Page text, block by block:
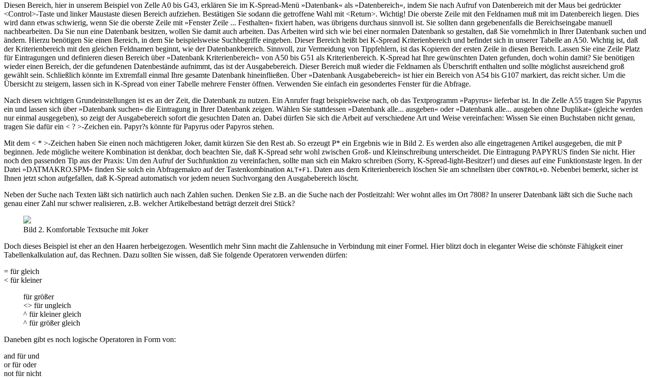
Diesen Bereich, hier in unserem Beispiel von Zelle A0 bis G43, erklären Sie im K-Spread-Menü »Datenbank« als »Datenbereich«, indem Sie nach Aufruf von Datenbereich mit der Maus bei gedrückter
<Control>-Taste und linker Maustaste diesen Bereich aufziehen. Bestätigen Sie sodann die getroffene Wahl mit <Return>. Wichtig! Die oberste Zeile mit den Feldnamen muß mit im Datenbereich liegen. Dies
wird dann etwas schwierig, wenn Sie die oberste Zeile mit »Fenster Zeile ... Festhalten« fixiert haben, was übrigens durchaus sinnvoll ist. Sie sollten dann gegebenenfalls die Bereichseingabe manuell
nachbearbeiten. Da Sie nun eine Datenbank besitzen, wollen Sie damit auch arbeiten. Das Arbeiten wird sich wie bei einer normalen Datenbank so gestalten, daß Sie vornehmlich in Ihrer Datenbank suchen und
ändern. Hierzu benötigen Sie einen Bereich, in dem Sie beispielsweise Suchbegriffe eingeben. Dieser Bereich heißt bei K-Spread Kriterienbereich und befindet sich in unserer Tabelle an A50. Wichtig ist, daß
der Kriterienbereich mit den gleichen Feldnamen beginnt, wie der Datenbankbereich. Sinnvoll, zur Vermeidung von Tippfehlern, ist das Kopieren der ersten Zeile in diesen Bereich. Lassen Sie eine Zeile Platz
für Eintragungen und definieren diesen Bereich über »Datenbank Kriterienbereich« von A50 bis G51 als Kriterienbereich. K-Spread hat Ihre gewünschten Daten gefunden, doch wohin damit? Sie benötigen
wieder einen Bereich, der die gefundenen Datenbestände aufnimmt, das ist der Ausgabebereich. Dieser Bereich muß wieder die Feldnamen als Überschrift enthalten und sollte möglichst ausreichend groß
gewählt sein. Schließlich könnte im Extremfall einmal Ihre gesamte Datenbank hineinfließen. Über »Datenbank Ausgabebereich« ist hier ein Bereich von A54 bis G107 markiert, das reicht sicher. Um die
Übersicht zu steigern, lassen sich in K-Spread von einer Tabelle mehrere Fenster öffnen. Verwenden Sie einfach ein gesondertes Fenster für die Abfrage.
Nach diesen wichtigen Grundeinstellungen ist es an der Zeit, die Datenbank zu nutzen. Ein Anrufer fragt beispielsweise nach, ob das Textprogramm »Papyrus« lieferbar ist. In die Zelle A55 tragen Sie Papyrus
ein und lassen sich über »Datenbank suchen« die Eintragung in Ihrer Datenbank zeigen. Wählen Sie stattdessen »Datenbank alle... ausgeben« oder »Datenbank alle... ausgeben ohne Duplikat« (gleiche werden
nur einmal ausgegeben), so zeigt der Ausgabebereich sofort die gesuchten Daten an. Dabei dürfen Sie sich die Arbeit auf verschiedene Art und Weise vereinfachen: Wissen Sie einen Buchstaben nicht genau,
tragen Sie dafür ein < ? >-Zeichen ein. Papyr?s könnte für Papyrus oder Papyros stehen.
Mit dem < * >-Zeichen haben Sie einen noch mächtigeren Joker, damit kürzen Sie den Rest ab. So erzeugt P* ein Ergebnis wie in Bild 2. Es werden also alle eingetragenen Artikel ausgegeben, die mit P
beginnen. Jede mögliche weitere Kombination ist denkbar, doch beachten Sie, daß K-Spread sehr wohl zwischen Groß- und Kleinschreibung unterscheidet. Die Eintragung PAPYRUS finden Sie nicht. Hier
noch den passenden Tip aus der Praxis: Um den Aufruf der Suchfunktion zu vereinfachen, sollte man sich ein Makro schreiben (Sorry, K-Spread-light-Besitzer!) und dieses auf eine Funktionstaste legen. In der
Datei »DATMAKRO.SPM« finden Sie solch ein Abfragemakro auf der Tastenkombination ALT+F1 . Daten aus dem Kriterienbereich löschen Sie am schnellsten über CONTROL+D. Nebenbei bemerkt, sicher ist
Ihnen jetzt schon aufgefallen, daß K-Spread automatisch vor jedem neuen Suchvorgang den Ausgabebereich löscht.
Neben der Suche nach Texten läßt sich natürlich auch nach Zahlen suchen. Denken Sie z.B. an die Suche nach der Postleitzahl: Wer wohnt alles im Ort 7808? In unserer Datenbank läßt sich die Suche nach
genau einer Zahl nur schwer realisieren, z.B. welcher Artikelbestand beträgt derzeit drei Stück?
Bild 2. Komfortable Textsuche mit Joker
Doch dieses Beispiel ist eher an den Haaren herbeigezogen. Wesentlich mehr Sinn macht die Zahlensuche in Verbindung mit einer Formel. Hier blitzt doch in eleganter Weise die schönste Fähigkeit einer
Tabellenkalkulation auf, das Rechnen. Dazu sollten Sie wissen, daß Sie folgende Operatoren verwenden dürfen:
= für gleich
< für kleiner
für größer
<> für ungleich
^ für kleiner gleich
^ für größer gleich
Daneben gibt es noch logische Operatoren in Form von:
and für und
or für oder
not für nicht